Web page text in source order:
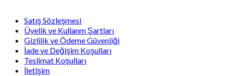
Satış Sözleşmesi
Üyelik ve Kullanm Şartları
Gizlilik ve Ödeme Güvenliği
İade ve Değişim Koşulları
Teslimat Koşulları
İletişim